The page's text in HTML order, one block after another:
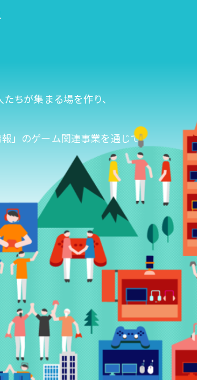
ちが集まる場を作り、
」のゲーム関連事業を通じて、